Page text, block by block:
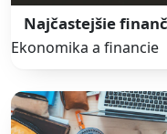
Najčastejšie
Ekonomika a financie